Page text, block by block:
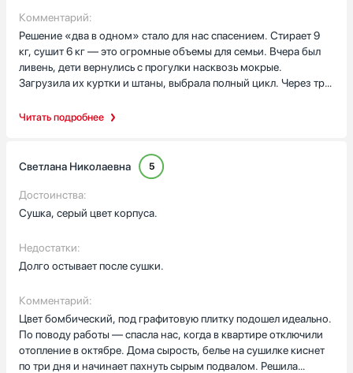
Читать подробнее
Комментарий:
Решение «два в одном» стало для нас спасением. Стирает 9
кг, сушит 6 кг — это огромные объемы для семьи. Вчера был
ливень, дети вернулись с прогулки насквозь мокрые.
Загрузила их куртки и штаны, выбрала полный цикл. Через три
загромождать квартиру раскладными сушилками. Цвет
нагреваются так сильно, что на них нельзя ничего оставлять.
Но со своей задачей справляется безукоризненно, белье после
сушки мягкое, без запаха пережженного воздуха.
Светлана Николаевна 5
Достоинства:
Сушка, серый цвет корпуса.
Недостатки:
Долго остывает после сушки.
Комментарий:
Цвет бомбический, под графитовую плитку подошел идеально.
По поводу работы — спасла нас, когда в квартире отключили
отопление в октябре. Дома сырость, белье на сушилке киснет
по три дня и начинает пахнуть сырым подвалом. Решила